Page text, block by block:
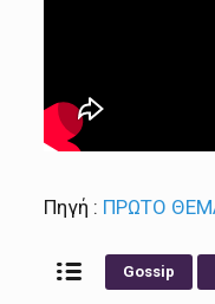
Πηγή : ΠΡΩΤΟ
Gossip